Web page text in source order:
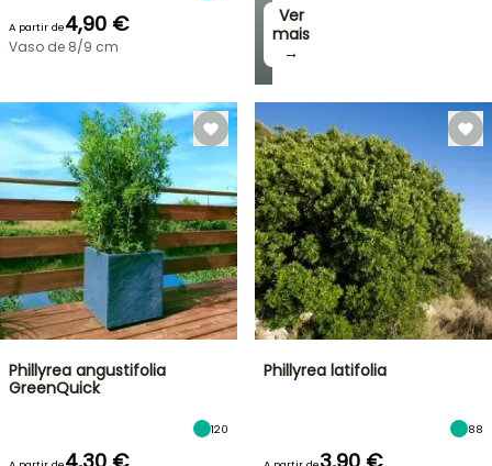
Ver
mais
→
A partir de4,90 €
Vaso de 8/9 cm
Phillyrea angustifolia
GreenQuick
120
Phillyrea latifolia
88